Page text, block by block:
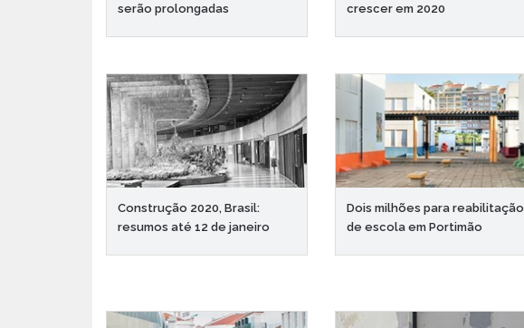
serão prolongadas
crescer em 2020
Construção 2020, Brasil:
resumos até 12 de janeiro
Dois milhões para reabilitação
de escola em Portimão